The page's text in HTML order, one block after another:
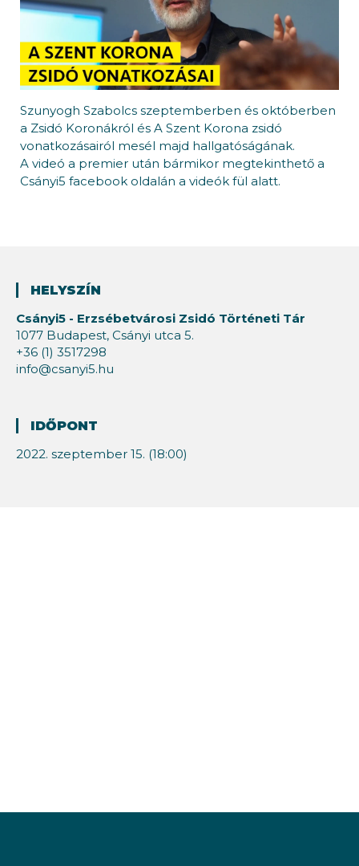
Szunyogh Szabolcs szeptemberben és októberben
a Zsidó Koronákról és A Szent Korona zsidó
vonatkozásairól mesél majd hallgatóságának.
A videó a premier után bármikor megtekinthető a
Csányi5 facebook oldalán a videók fül alatt.
HELYSZÍN
Csányi5 - Erzsébetvárosi Zsidó Történeti Tár
1077 Budapest, Csányi utca 5.
+36 (1) 3517298
info@csanyi5.hu
IDŐPONT
2022. szeptember 15. (18:00)